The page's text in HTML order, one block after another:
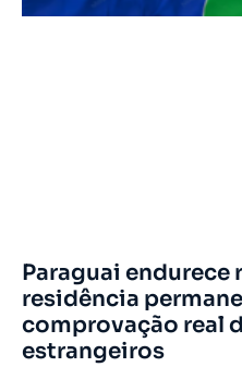
Paraguai endurece
residência
comprovação real
estrangeiros